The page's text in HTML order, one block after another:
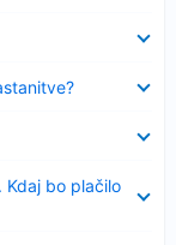
Kdaj bo plačilo